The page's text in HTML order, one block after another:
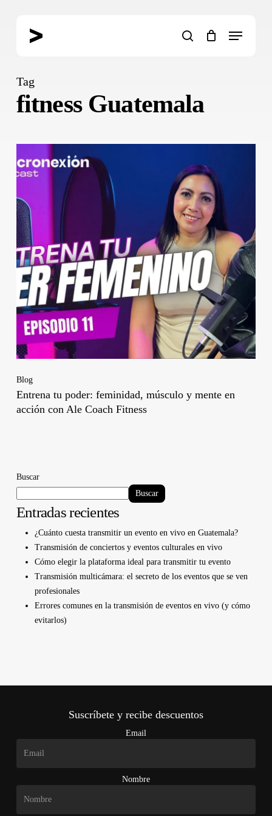
search
Menu
Tag
fitness Guatemala
Blog
Entrena tu poder: feminidad, músculo y mente en
acción con Ale Coach Fitness
Buscar
Buscar
Entradas recientes
¿Cuánto cuesta transmitir un evento en vivo en Guatemala?
Transmisión de conciertos y eventos culturales en vivo
Cómo elegir la plataforma ideal para transmitir tu evento
Transmisión multicámara: el secreto de los eventos que se ven
profesionales
Errores comunes en la transmisión de eventos en vivo (y cómo
evitarlos)
Suscríbete y recibe descuentos
Email
Nombre